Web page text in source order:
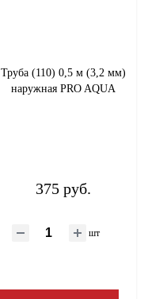
Труба (110) 0,5 м (3,2 мм)
наружная PRO AQUA
375 руб.
шт